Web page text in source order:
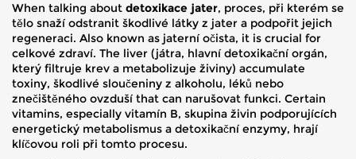
When talking about detoxikace jater, proces, při kterém se
tělo snaží odstranit škodlivé látky z jater a podpořit jejich
regeneraci. Also known as jaterní očista, it is crucial for
celkové zdraví. The liver (játra, hlavní detoxikační orgán,
který filtruje krev a metabolizuje živiny) accumulate
toxiny, škodlivé sloučeniny z alkoholu, léků nebo
znečištěného ovzduší that can narušovat funkci. Certain
vitamins, especially vitamín B, skupina živin podporujících
energetický metabolismus a detoxikační enzymy, hrají
klíčovou roli při tomto procesu.